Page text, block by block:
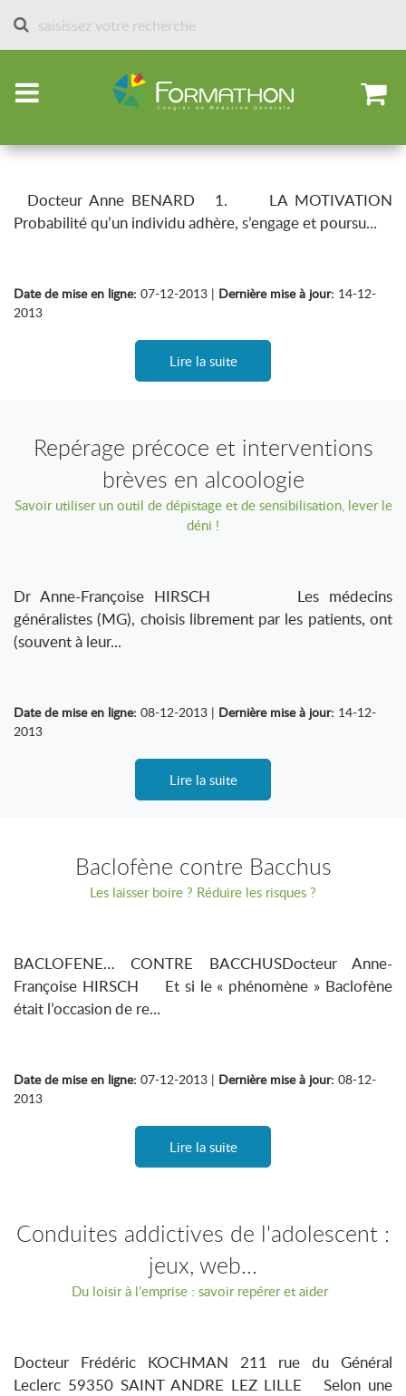
Accueil Articles par spécialités Addictions-sevrages
Sevrage tabagique
Docteur Anne BENARD 1. LA MOTIVATION
Probabilité qu’un individu adhère, s’engage et poursu...
Date de mise en ligne: 07-12-2013 | Dernière mise à jour: 14-12-
2013
Lire la suite
Repérage précoce et interventions
brèves en alcoologie
Savoir utiliser un outil de dépistage et de sensibilisation, lever le
déni !
Dr Anne-Françoise HIRSCH Les médecins
généralistes (MG), choisis librement par les patients, ont
(souvent à leur...
Date de mise en ligne: 08-12-2013 | Dernière mise à jour: 14-12-
2013
Lire la suite
Baclofène contre Bacchus
Les laisser boire ? Réduire les risques ?
BACLOFENE… CONTRE BACCHUSDocteur Anne-
Françoise HIRSCH Et si le « phénomène » Baclofène
était l’occasion de re...
Date de mise en ligne: 07-12-2013 | Dernière mise à jour: 08-12-
2013
Lire la suite
Conduites addictives de l'adolescent :
jeux, web...
Du loisir à l’emprise : savoir repérer et aider
Docteur Frédéric KOCHMAN 211 rue du Général
Leclerc 59350 SAINT ANDRE LEZ LILLE Selon une